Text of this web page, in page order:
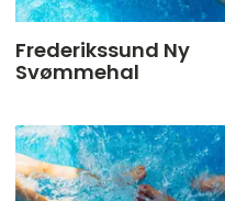
Frederikssund Ny
Svømmehal